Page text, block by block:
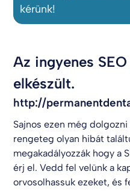
kérünk!
Az ingyenes
elkészült.
http://
Sajnos ezen még
rengeteg olyan hibát
megakadályozzák hogy a
érj el. Vedd fel velünk a
orvosolhassuk ezeket, és